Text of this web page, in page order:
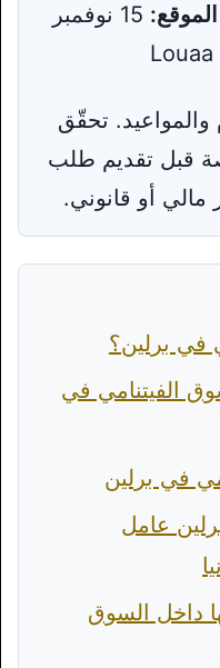
15 نوفمبر
والمواعيد. تحقّق
قبل تقديم طلب
مالي أو قانوني.
في برلين؟
الفيتنامي في
في برلين
عامل
داخل السوق